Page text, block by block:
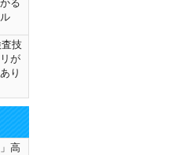
る
技
が
り
高